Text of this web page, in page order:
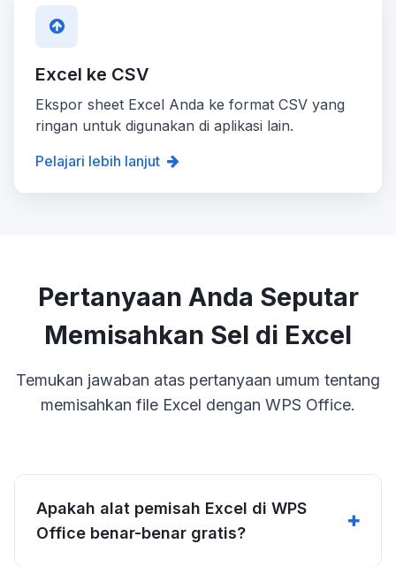
Excel ke CSV
Ekspor sheet Excel Anda ke format CSV yang
ringan untuk digunakan di aplikasi lain.
Pelajari lebih lanjut
Pertanyaan Anda Seputar
Memisahkan Sel di Excel
Temukan jawaban atas pertanyaan umum tentang
memisahkan file Excel dengan WPS Office.
Apakah alat pemisah Excel di WPS
Office benar-benar gratis?